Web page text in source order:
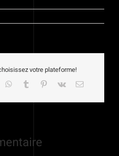
votre plateforme!
WhatsApp
Tumblr Pinterest
Vk Email